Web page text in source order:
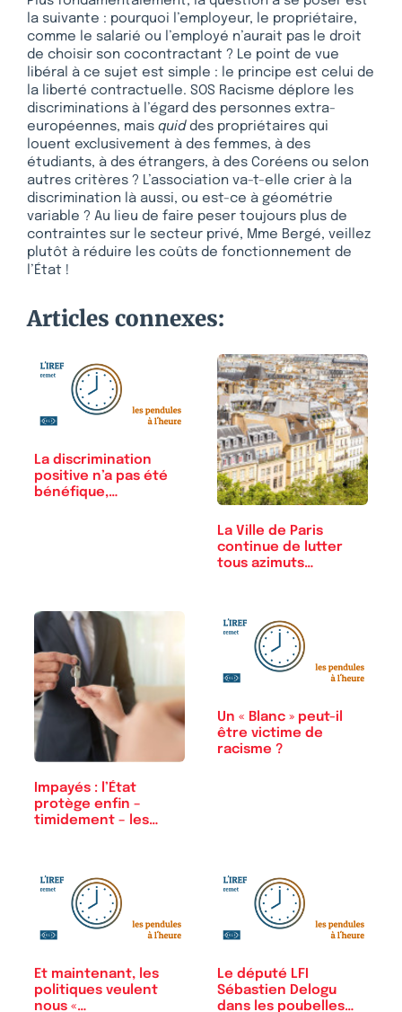
la suivante : pourquoi l’employeur, le propriétaire,
comme le salarié ou l’employé n’aurait pas le droit
de choisir son cocontractant ? Le point de vue
libéral à ce sujet est simple : le principe est celui de
la liberté contractuelle. SOS Racisme déplore les
discriminations à l’égard des personnes extra-
européennes, mais quiddes propriétaires qui
louent exclusivement à des femmes, à des
étudiants, à des étrangers, à des Coréens ou selon
autres critères ? L’association va-t-elle crier à la
discrimination là aussi, ou est-ce à géométrie
variable ? Au lieu de faire peser toujours plus de
contraintes sur le secteur privé, Mme Bergé, veillez
plutôt à réduire les coûts de fonctionnement de
l’État !
Articles connexes:
La discrimination
positive n’a pas été
bénéfique,…
La Ville de Paris
continue de lutter
tous azimuts…
Impayés : l’État
protège enfin –
timidement – les
Un « Blanc » peut-il
être victime de
racisme ?
Et maintenant, les
politiques veulent
nous «…
Le député LFI
Sébastien Delogu
dans les poubelles